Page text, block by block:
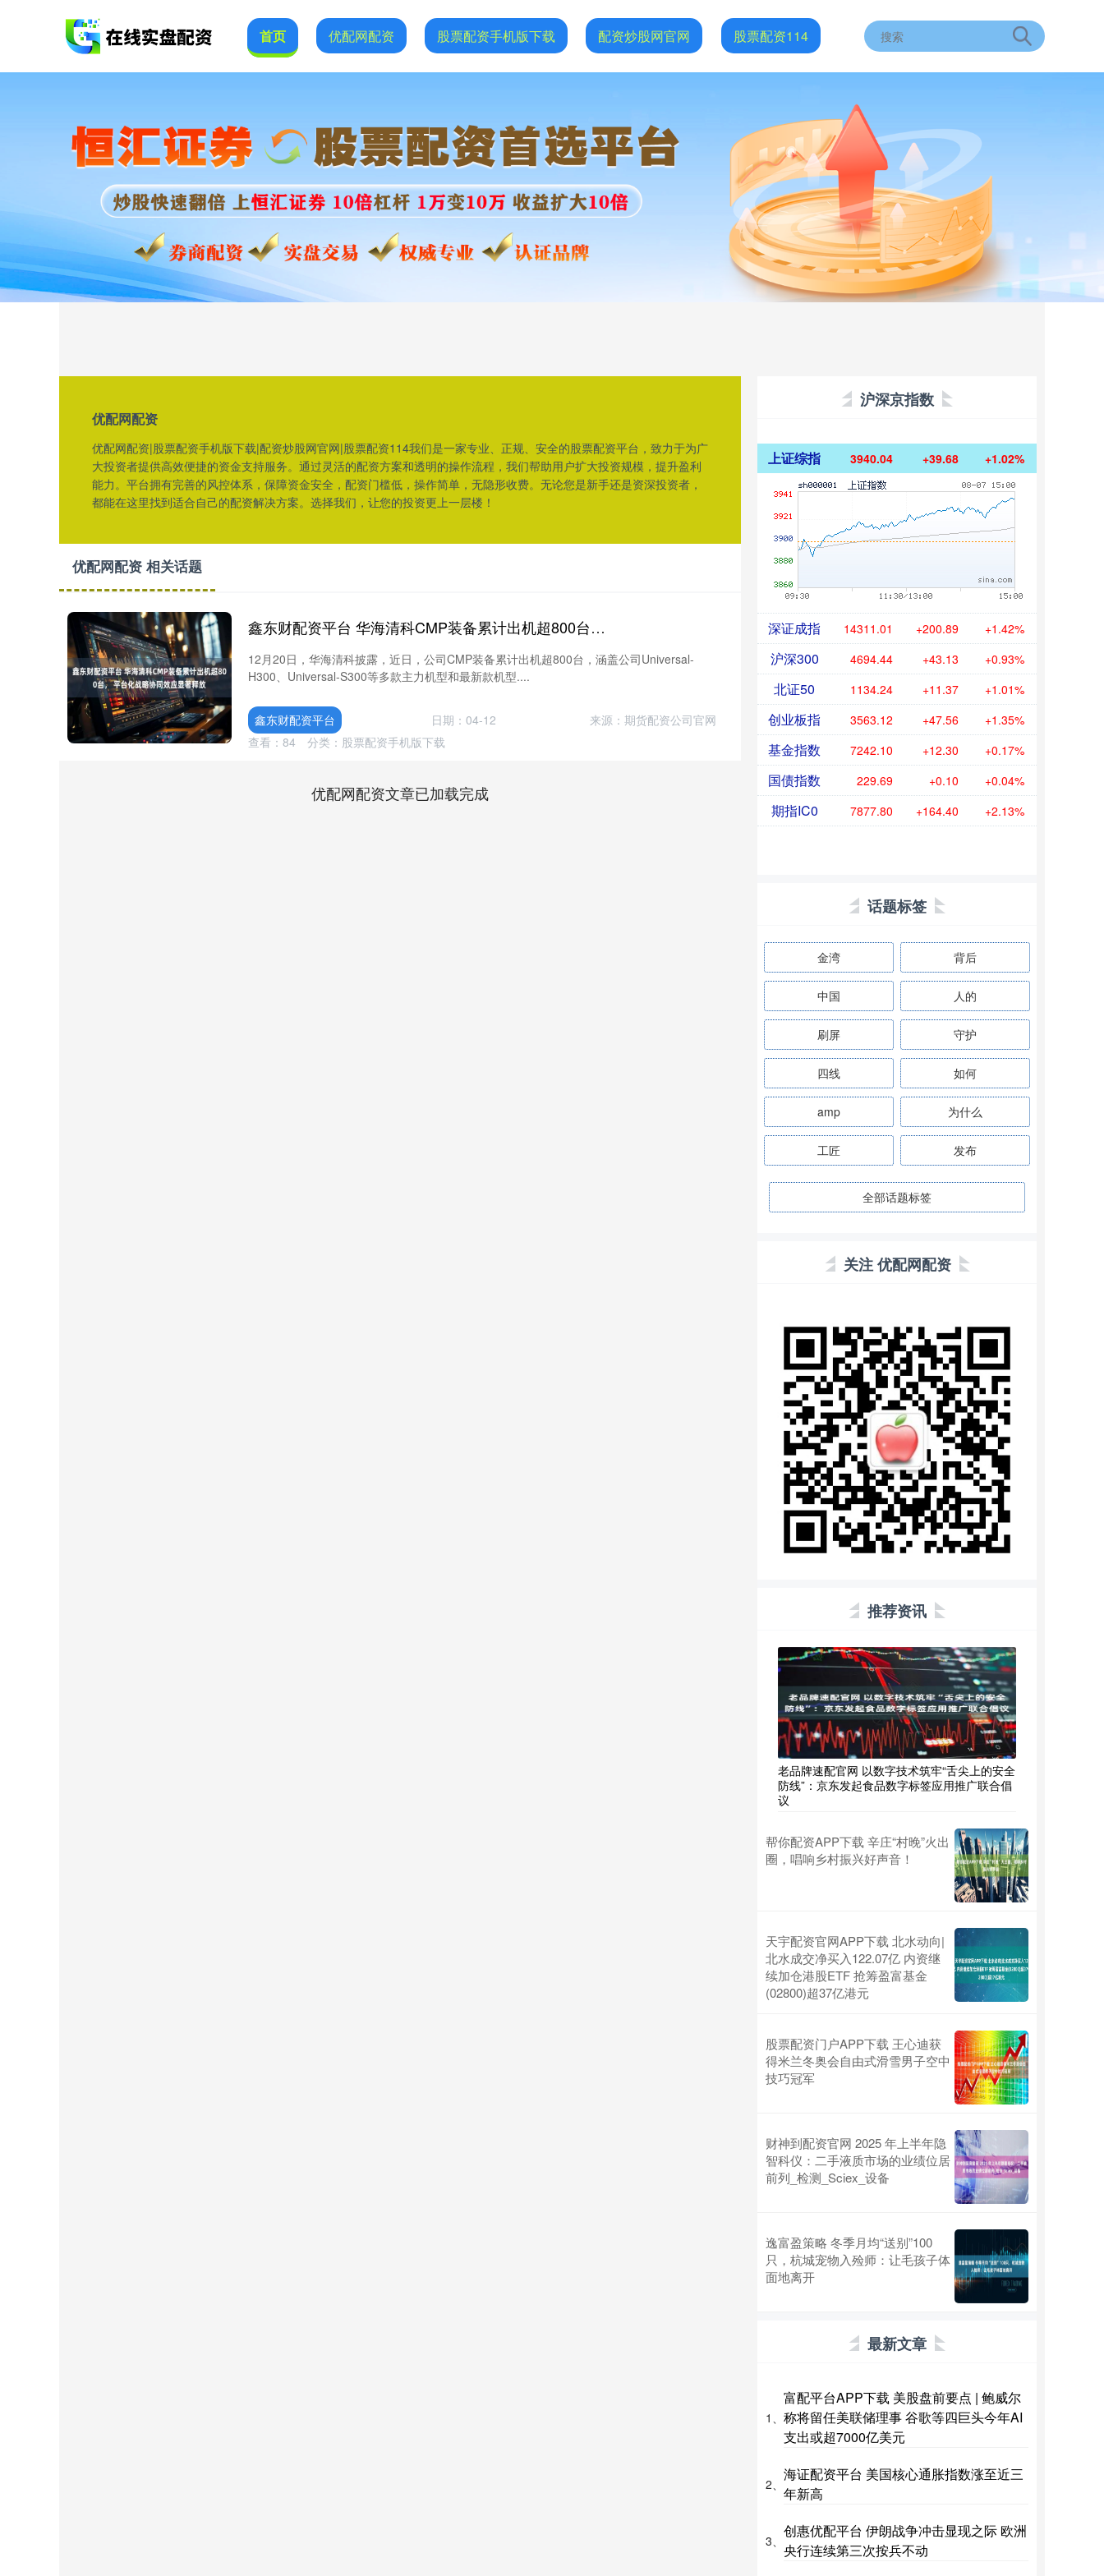
首页 优配网配资 股票配资手机版下载 配资炒股网官网 股票配资114
优配网配资
优配网配资|股票配资手机版下载|配资炒股网官网|股票配资114我们是一家专业、正规、安全的股票配资平台，致力于为广
大投资者提供高效便捷的资金支持服务。通过灵活的配资方案和透明的操作流程，我们帮助用户扩大投资规模，提升盈利
能力。平台拥有完善的风控体系，保障资金安全，配资门槛低，操作简单，无隐形收费。无论您是新手还是资深投资者，
都能在这里找到适合自己的配资解决方案。选择我们，让您的投资更上一层楼！
优配网配资 相关话题
鑫东财配资平台 华海清科CMP装备累计出机超800台， 平台化战略协同效应显著释放
12月20日，华海清科披露，近日，公司CMP装备累计出机超800台，涵盖公司Universal-
H300、Universal-S300等多款主力机型和最新款机型....
鑫东财配资平台 日期：04-12
来源：期货配资公司官网
查看： 84 分类： 股票配资手机版下载
优配网配资文章已加载完成
沪深京指数
上证综指 3940.04 +39.68 +1.02%
深证成指 14311.01 +200.89 +1.42%
沪深300 4694.44 +43.13 +0.93%
北证50 1134.24 +11.37 +1.01%
创业板指 3563.12 +47.56 +1.35%
基金指数 7242.10 +12.30 +0.17%
国债指数 229.69 +0.10 +0.04%
期指IC0 7877.80 +164.40 +2.13%
话题标签
金湾 背后
中国 人的
刷屏 守护
四线 如何
amp 为什么
工匠 发布
全部话题标签
关注 优配网配资
推荐资讯
老品牌速配官网 以数字技术筑牢“舌尖上的安全
防线”：京东发起食品数字标签应用推广联合倡
议
帮你配资APP下载 辛庄“村晚”火出
圈，唱响乡村振兴好声音！
天宇配资官网APP下载 北水动向|
北水成交净买入122.07亿 内资继
续加仓港股ETF 抢筹盈富基金
(02800)超37亿港元
股票配资门户APP下载 王心迪获
得米兰冬奥会自由式滑雪男子空中
技巧冠军
财神到配资官网 2025 年上半年隐
智科仪：二手液质市场的业绩位居
前列_检测_Sciex_设备
逸富盈策略 冬季月均“送别”100
只，杭城宠物入殓师：让毛孩子体
面地离开
最新文章
1、
富配平台APP下载 美股盘前要点 | 鲍威尔
称将留任美联储理事 谷歌等四巨头今年AI
支出或超7000亿美元
2、
海证配资平台 美国核心通胀指数涨至近三
年新高
3、
创惠优配平台 伊朗战争冲击显现之际 欧洲
央行连续第三次按兵不动